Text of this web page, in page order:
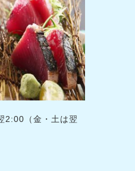
2:00（金・土は翌